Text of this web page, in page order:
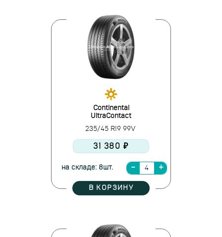
Continental
UltraContact
235/45 R19 99V
31 380 ₽
на складе: 8шт.
В КОРЗИНУ